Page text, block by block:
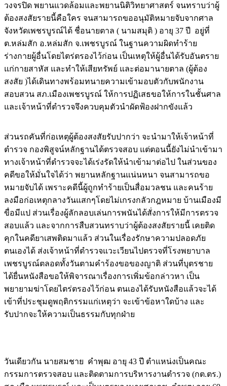
วงจรปิด พยานแวดล้อมและพยานนิติวิทยาศาสตร์ จนทราบว่าผู้
ต้องสงสัยรายนี้คือใคร จนสามารถขออนุมัติหมายจับจากศาล
จังหวัดเพชรบูรณ์ได้ ชื่อนายตาล ( นามสมุติ ) อายุ 37 ปี อยู่ที่
ต.หล่มสัก อ.หล่มสัก จ.เพชรบูรณ์ ในฐานความผิดทำร้าย
ร่างกายผู้อื่นโดยไตร่ตรองไว้ก่อน เป็นเหตุให้ผู้อื่นได้รับอันตราย
แก่กายสาหัส และทำให้เสียทรัพย์ และต่อมานายตาล (ผู้ต้อง
สงสัย )ได้เดินทางพร้อมทนายความเข้ามอบตัวกับพนักงาน
สอบสวน สภ.เมืองเพชรบูรณ์ ให้การปฏิเสธขอให้การในชั้นศาล
และเจ้าหน้าที่ตำรวจจึงควบคุมตัวนำผัดฟ้องฝากขังแล้ว
ส่วนรถคันที่ก่อเหตุผู้ต้องสงสัยรับปากว่า จะนำมาให้เจ้าหน้าที่
ตำรวจ กองพิสูจน์หลักฐานได้ตรวจสอบ แต่ตอนนี้ยังไม่นำเข้ามา
ทางเจ้าหน้าที่ตำรวจจะได้เร่งรัดให้นำเข้ามาต่อไป ในส่วนของ
คดีขอให้มั่นใจได้ว่า พยานหลักฐานแน่นหนา จนสามารถขอ
หมายจับได้ เพราะคดีนี้ผู้ถูกทำร้ายเป็นสื่อมวลชน และคนร้าย
ลงมือก่อเหตุกลางวันแสกๆโดยไม่เกรงกลัวกฎหมาย บ้านเมืองมี
ขื่อมีแป ส่วนเรื่องผู้ลักลอบเล่นการพนันได้สั่งการให้มีการตรวจ
สอบแล้ว และจากการสืบสวนทราบว่าผู้ต้องสงสัยรายนี้ เคยติด
คุกในคดียาเสพติดมาแล้ว ส่วนในเรื่องรักษาความปลอดภัย
ตนเองได้ ส่งเจ้าหน้าที่ตำรวจแวะเวียนไปตรวจที่โรงพยาบาล
เพชรบูรณ์ตลอดทั้งวันตามคำร้องขอของญาติ ส่วนที่บุตรชาย
ได้ยื่นหนังสือขอให้พิจารณาเรื่องการเพิ่มข้อกล่าวหา เป็น
พยายามฆ่าโดยไตร่ตรองไว้ก่อน ตนเองได้รับหนังสือแล้วจะได้
เข้าที่ประชุมดูพฤติกรรมแก่เหตุว่า จะเข้าข้อหาใดบ้าง และ
รับปากจะให้ความเป็นธรรมกับทุกฝ่าย
วันเดียวกัน นายสมชาย คำพุฒ อายุ 43 ปี ตำแหน่งเป็นคณะ
กรรมการตรวจสอบ และติดตามการบริหารงานตำรวจ (กต.ตร.)